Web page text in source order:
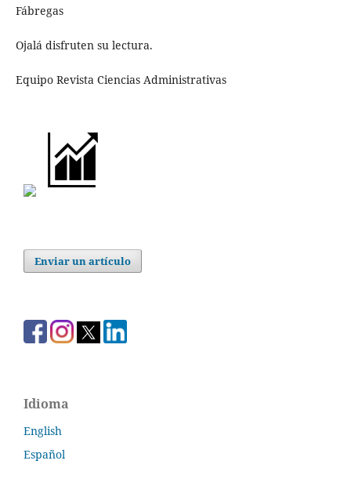
Fábregas
Ojalá disfruten su lectura.
Equipo Revista Ciencias Administrativas
Enviar un artículo
Idioma
English
Español